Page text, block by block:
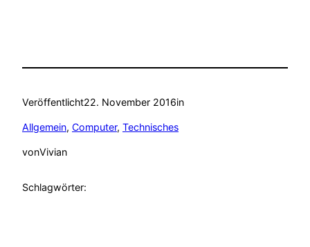
Veröffentlicht22. November 2016in
Allgemein, Computer, Technisches
vonVivian
Schlagwörter: